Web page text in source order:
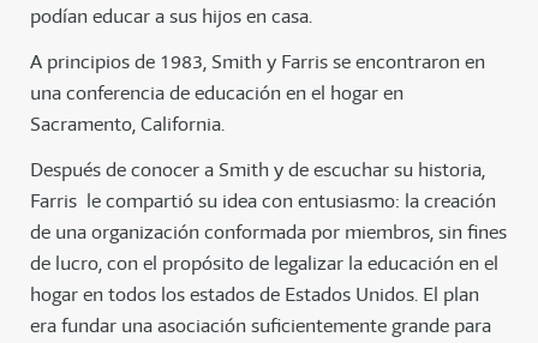
podían educar a sus hijos en casa.
A principios de 1983, Smith y Farris se encontraron en
una conferencia de educación en el hogar en
Sacramento, California.
Después de conocer a Smith y de escuchar su historia,
Farris le compartió su idea con entusiasmo: la creación
de una organización conformada por miembros, sin fines
de lucro, con el propósito de legalizar la educación en el
hogar en todos los estados de Estados Unidos. El plan
era fundar una asociación suficientemente grande para